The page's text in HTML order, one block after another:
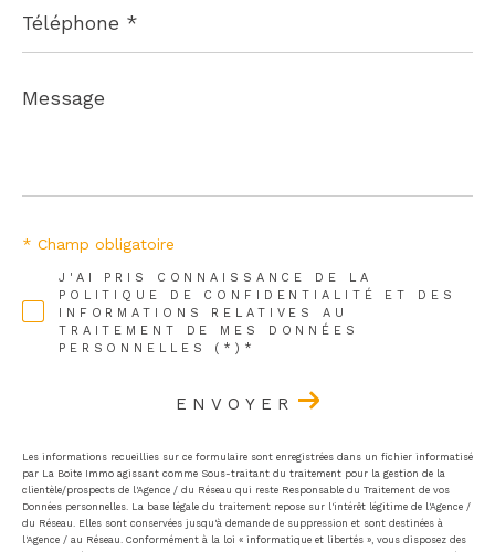
*
Message
*
J'AI PRIS CONNAISSANCE DE LA
POLITIQUE DE CONFIDENTIALITÉ ET DES
INFORMATIONS RELATIVES AU
TRAITEMENT DE MES DONNÉES
PERSONNELLES (*)*
* Champ obligatoire
ENVOYER
Les informations recueillies sur ce formulaire sont enregistrées dans un fichier informatisé
par La Boite Immo agissant comme Sous-traitant du traitement pour la gestion de la
clientèle/prospects de l'Agence / du Réseau qui reste Responsable du Traitement de vos
Données personnelles. La base légale du traitement repose sur l'intérêt légitime de l'Agence /
du Réseau. Elles sont conservées jusqu'à demande de suppression et sont destinées à
l'Agence / au Réseau. Conformément à la loi « informatique et libertés », vous disposez des